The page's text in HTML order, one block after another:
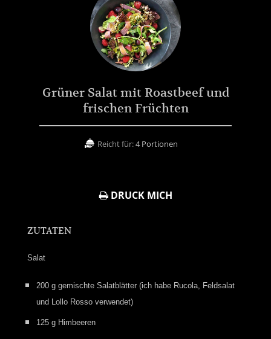
Grüner Salat mit Roastbeef und
frischen Früchten
Reicht für:4 Portionen
DRUCK MICH
ZUTATEN
Salat
200 g gemischte Salatblätter (ich habe Rucola, Feldsalat
und Lollo Rosso verwendet)
125 g Himbeeren